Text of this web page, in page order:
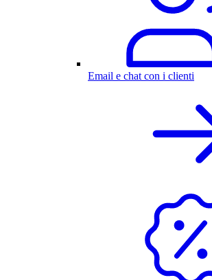
Email e chat con i clienti